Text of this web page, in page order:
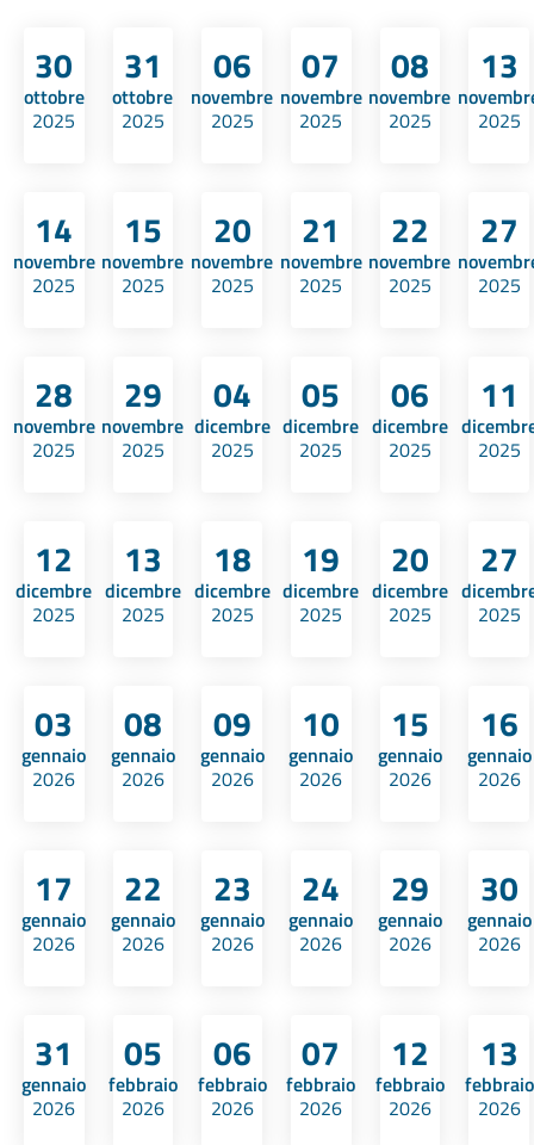
30
ottobre
2025
31
ottobre
2025
06
novembre
2025
07
novembre
2025
08
novembre
2025
13
2025
14
novembre
2025
15
novembre
2025
20
novembre
2025
21
novembre
2025
22
novembre
2025
27
2025
28
novembre
2025
29
novembre
2025
04
dicembre
2025
05
dicembre
2025
06
dicembre
2025
11
2025
12
dicembre
2025
13
dicembre
2025
18
dicembre
2025
19
dicembre
2025
20
dicembre
2025
27
2025
03
gennaio
2026
08
gennaio
2026
09
gennaio
2026
10
gennaio
2026
15
gennaio
2026
16
gennaio
2026
17
gennaio
2026
22
gennaio
2026
23
gennaio
2026
24
gennaio
2026
29
gennaio
2026
30
gennaio
2026
31
gennaio
2026
05
febbraio
2026
06
febbraio
2026
07
febbraio
2026
12
febbraio
2026
13
febbraio
2026